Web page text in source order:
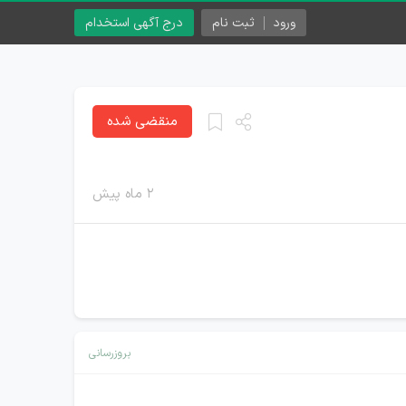
درج آگهی استخدام ورود ثبت نام
۲ ماه پیش
منقضی شده
بروزرسانی